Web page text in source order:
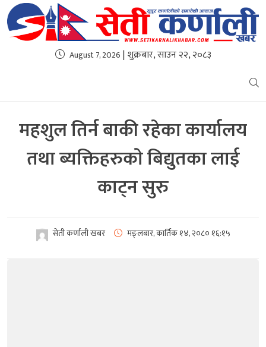
August 7, 2026 | शुक्रबार, साउन २२, २०८३
महशुल तिर्न बाकी रहेका कार्यालय
तथा ब्यक्तिहरुकाे बिद्युतका लाई
काट्न सुरु
सेती कर्णाली खबर मङ्लबार, कार्तिक १४, २०८० १६:१५